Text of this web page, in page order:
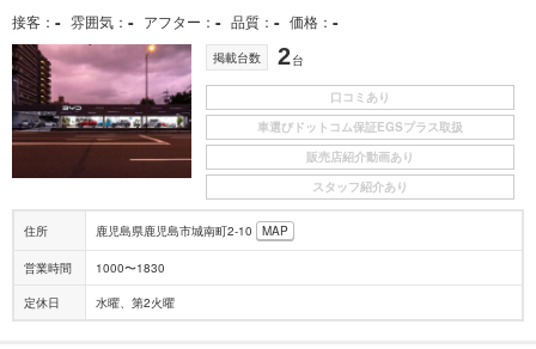
接客 - 雰囲気 - アフター - 品質 - 価格 -
掲載台数 2台
口コミあり
車選びドットコム保証EGSプラス取扱
販売店紹介動画あり
スタッフ紹介あり
住所 鹿児島県鹿児島市城南町2-10 MAP
営業時間 1000〜1830
定休日 水曜、第2火曜